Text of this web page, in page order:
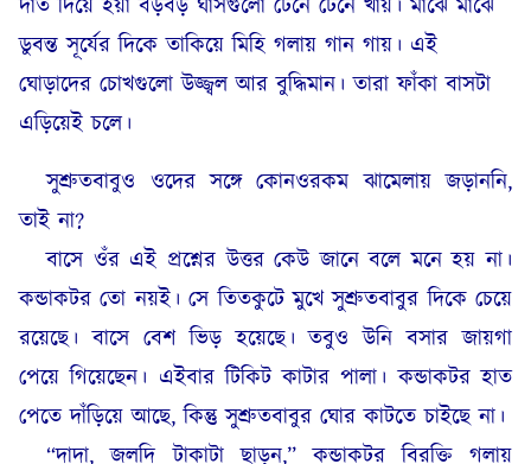
দাঁত দিয়ে ইয়া বড়বড় ঘাসগুলো টেনে টেনে খায়। মাঝে মাঝে
ডুবন্ত সূর্যের দিকে তাকিয়ে মিহি গলায় গান গায়। এই
ঘোড়াদের চোখগুলো উজ্জ্বল আর বুদ্ধিমান। তারা ফাঁকা বাসটা
এড়িয়েই চলে।
সুশ্রুতবাবুও ওদের সঙ্গে কোনওরকম ঝামেলায় জড়াননি,
তাই না?
বাসে ওঁর এই প্রশ্নের উত্তর কেউ জানে বলে মনে হয় না।
কন্ডাকটর তো নয়ই। সে তিতকুটে মুখে সুশ্রুতবাবুর দিকে চেয়ে
রয়েছে। বাসে বেশ ভিড় হয়েছে। তবুও উনি বসার জায়গা
পেয়ে গিয়েছেন। এইবার টিকিট কাটার পালা। কন্ডাকটর হাত
পেতে দাঁড়িয়ে আছে, কিন্তু সুশ্রুতবাবুর ঘোর কাটতে চাইছে না।
“দাদা, জলদি টাকাটা ছাড়ুন,” কন্ডাকটর বিরক্তি গলায়